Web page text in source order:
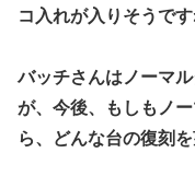
コ入れが入りそうです
バッチさんはノーマ
が、今後、
もしもノ
ら、どんな台の復刻を